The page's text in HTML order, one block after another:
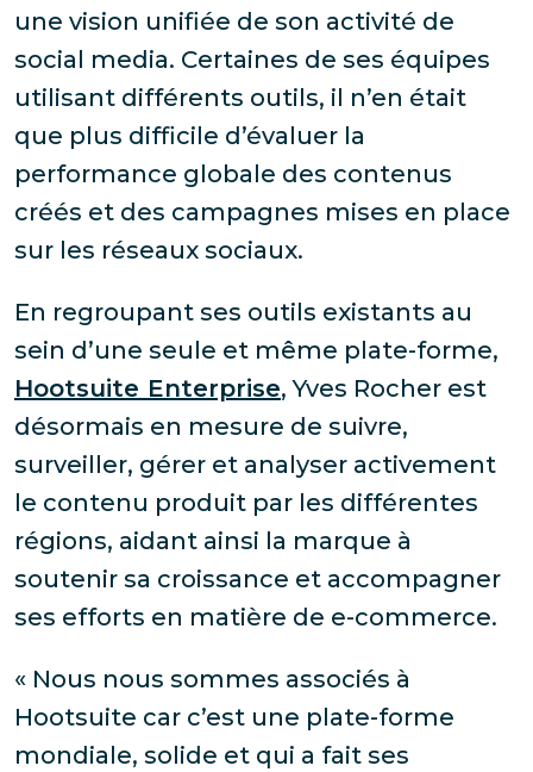
une vision unifiée de son activité de
social media. Certaines de ses équipes
utilisant différents outils, il n’en était
que plus difficile d’évaluer la
performance globale des contenus
créés et des campagnes mises en place
sur les réseaux sociaux.
En regroupant ses outils existants au
sein d’une seule et même plate-forme,
Hootsuite Enterprise, Yves Rocher est
désormais en mesure de suivre,
surveiller, gérer et analyser activement
le contenu produit par les différentes
régions, aidant ainsi la marque à
soutenir sa croissance et accompagner
ses efforts en matière de e-commerce.
« Nous nous sommes associés à
Hootsuite car c’est une plate-forme
mondiale, solide et qui a fait ses